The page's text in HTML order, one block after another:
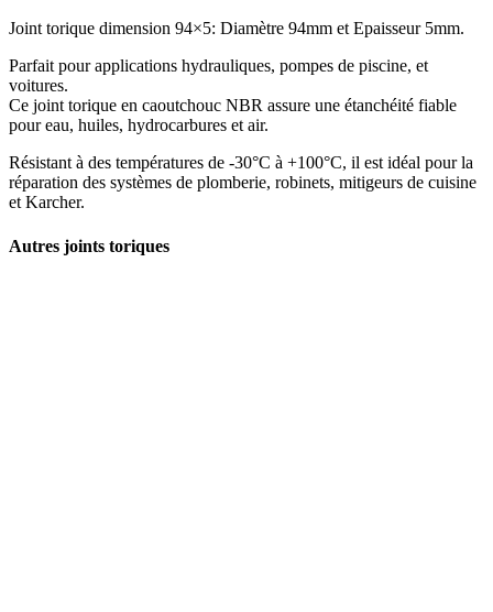
Joint torique dimension 94×5: Diamètre 94mm et Epaisseur 5mm.
Parfait pour applications hydrauliques, pompes de piscine, et
voitures.
Ce joint torique en caoutchouc NBR assure une étanchéité fiable
pour eau, huiles, hydrocarbures et air.
Résistant à des températures de -30°C à +100°C, il est idéal pour la
réparation des systèmes de plomberie, robinets, mitigeurs de cuisine
et Karcher.
Autres joints toriques